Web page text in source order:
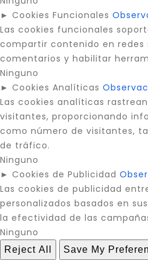
► Cookies Funcionales
Las cookies funcionales
compartir contenido en redes
comentarios y habilitar
Ninguno
► Cookies Analíticas
Las cookies analíticas
visitantes, proporcionando
como número de visitantes,
de tráfico.
Ninguno
► Cookies de Publicidad
Las cookies de publicidad
personalizados basados en
la efectividad de las
Ninguno
Reject All Save My